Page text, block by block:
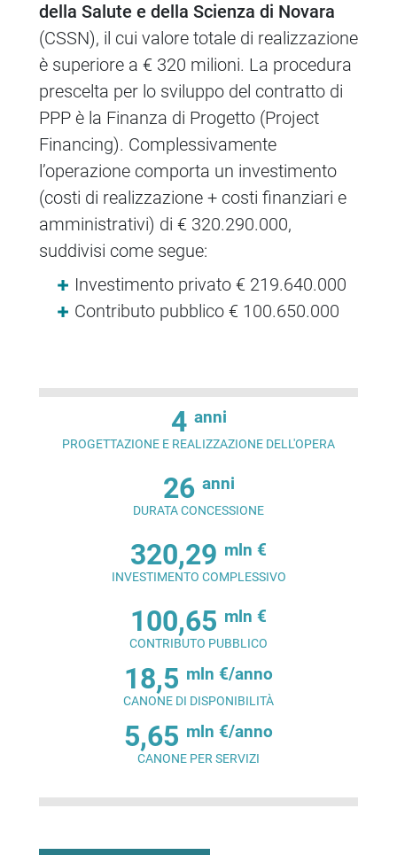
della Salute e della Scienza di Novara
(CSSN), il cui valore totale di realizzazione
è superiore a € 320 milioni. La procedura
prescelta per lo sviluppo del contratto di
PPP è la Finanza di Progetto (Project
Financing). Complessivamente
l’operazione comporta un investimento
(costi di realizzazione + costi finanziari e
amministrativi) di € 320.290.000,
suddivisi come segue:
Investimento privato € 219.640.000
Contributo pubblico € 100.650.000
4 anni
PROGETTAZIONE E REALIZZAZIONE DELL'OPERA
26 anni
DURATA CONCESSIONE
320,29 mln €
INVESTIMENTO COMPLESSIVO
100,65 mln €
CONTRIBUTO PUBBLICO
18,5 mln €/anno
CANONE DI DISPONIBILITÀ
5,65 mln €/anno
CANONE PER SERVIZI